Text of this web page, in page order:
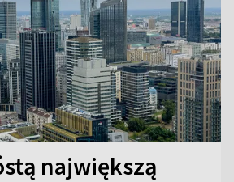
największą